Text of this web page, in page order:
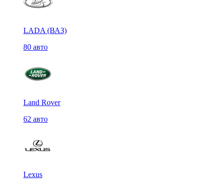
LADA (ВАЗ)
80 авто
Land Rover
62 авто
Lexus